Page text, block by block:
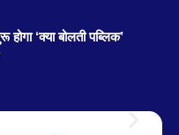
‘क्या बोलती पब्लिक’